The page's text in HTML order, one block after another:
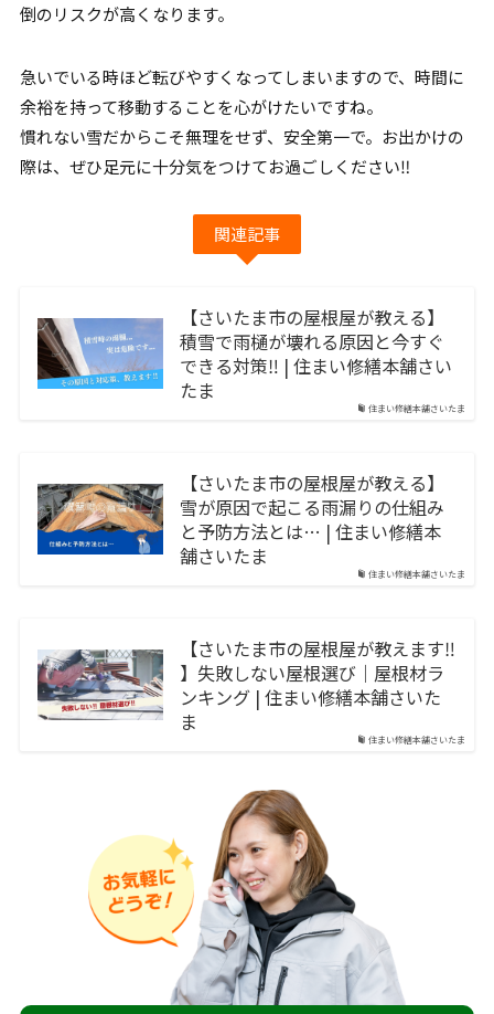
倒のリスクが高くなります。
急いでいる時ほど転びやすくなってしまいますので、時間に
余裕を持って移動することを心がけたいですね。
慣れない雪だからこそ無理をせず、安全第一で。お出かけの
際は、ぜひ足元に十分気をつけてお過ごしください‼︎
関連記事
住まい修繕本舗さいたま
【さいたま市の屋根屋が教える】
積雪で雨樋が壊れる原因と今すぐ
できる対策‼︎ | 住まい修繕本舗さい
たま
住まい修繕本舗さいたま
【さいたま市の屋根屋が教える】
雪が原因で起こる雨漏りの仕組み
と予防方法とは… | 住まい修繕本
舗さいたま
住まい修繕本舗さいたま
【さいたま市の屋根屋が教えます‼︎
】失敗しない屋根選び｜屋根材ラ
ンキング | 住まい修繕本舗さいた
ま